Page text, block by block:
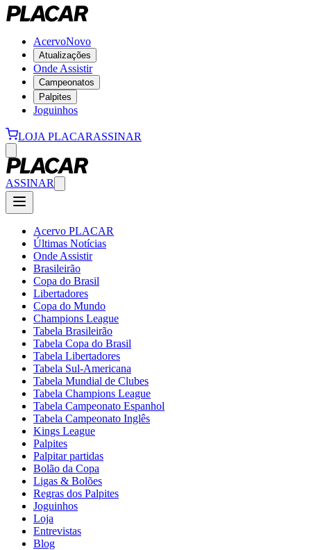
AcervoNovo
Atualizações
Onde Assistir
Campeonatos
Palpites
Joguinhos
LOJA PLACARASSINAR
ASSINAR
Acervo PLACAR
Últimas Notícias
Onde Assistir
Brasileirão
Copa do Brasil
Libertadores
Copa do Mundo
Champions League
Tabela Brasileirão
Tabela Copa do Brasil
Tabela Libertadores
Tabela Sul-Americana
Tabela Mundial de Clubes
Tabela Champions League
Tabela Campeonato Espanhol
Tabela Campeonato Inglês
Kings League
Palpites
Palpitar partidas
Bolão da Copa
Ligas & Bolões
Regras dos Palpites
Joguinhos
Loja
Entrevistas
Blog